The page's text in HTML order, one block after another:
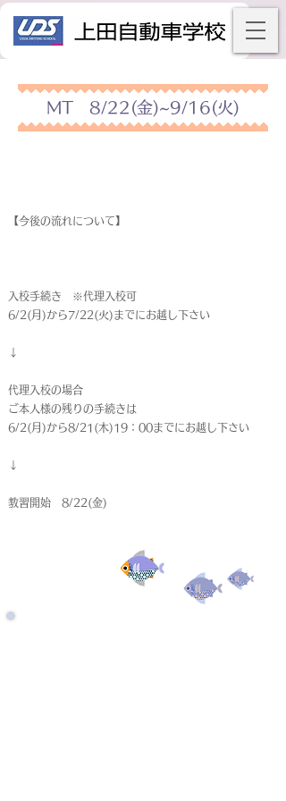
MT 8/22(金)~9/16(火)
【今後の流れについて】
入校手続き ※代理入校可
6/2(月)から7/22(火)までにお越し下さい
↓
代理入校の場合
ご本人様の残りの手続きは
6/2(月)から8/21(木)19：00までにお越し下さい
↓
教習開始 8/22(金)